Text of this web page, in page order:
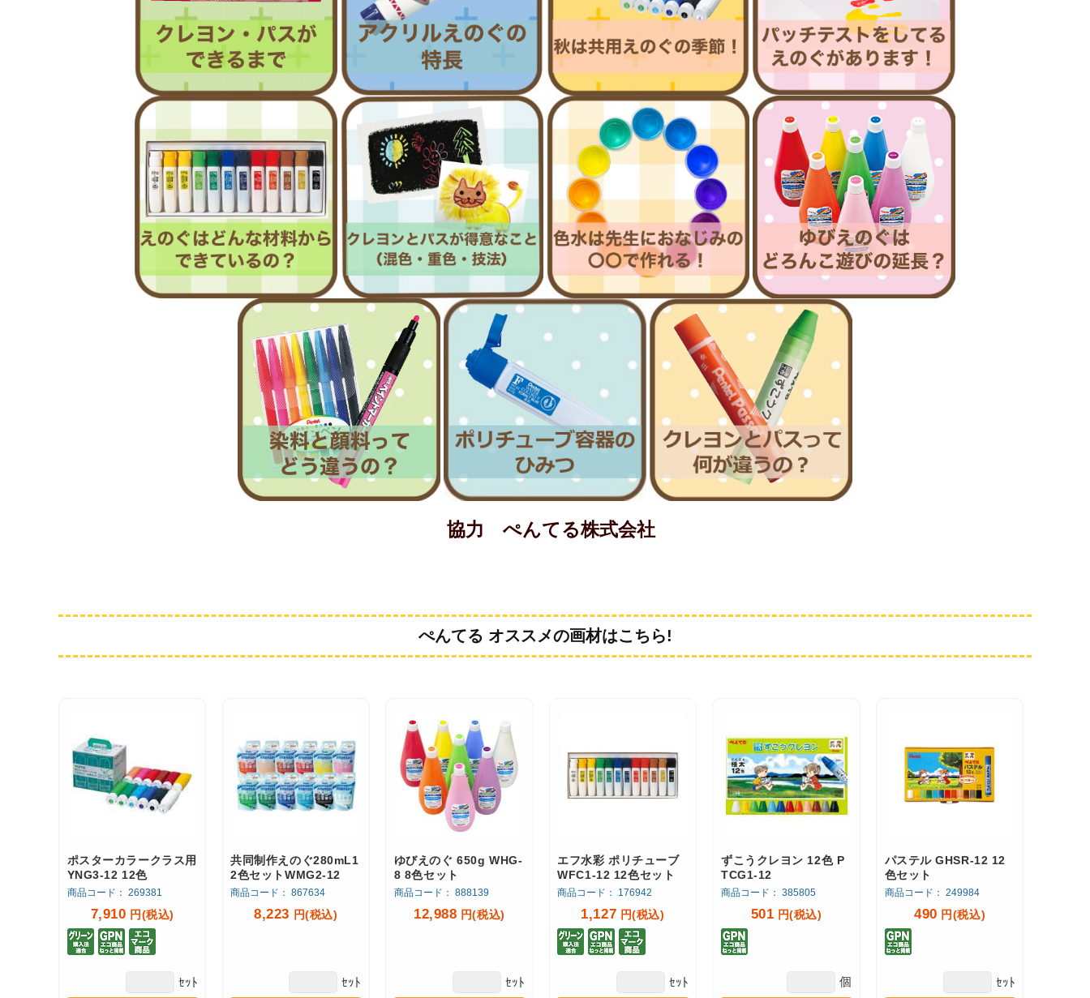
協力 ぺんてる株式会社
ぺんてる オススメの画材はこちら!
7,910 円(税込)
商品コード： 269381
ポスターカラークラス用
YNG3-12 12色
ｾｯﾄ
8,223 円(税込)
商品コード： 867634
共同制作えのぐ280mL1
2色セットWMG2-12
ｾｯﾄ
12,988 円(税込)
商品コード： 888139
ゆびえのぐ 650g WHG-
8 8色セット
ｾｯﾄ
1,127 円(税込)
商品コード： 176942
エフ水彩 ポリチューブ
WFC1-12 12色セット
ｾｯﾄ
501 円(税込)
商品コード： 385805
ずこうクレヨン 12色 P
TCG1-12
個
490 円(税込)
商品コード： 249984
パステル GHSR-12 12
色セット
ｾｯﾄ